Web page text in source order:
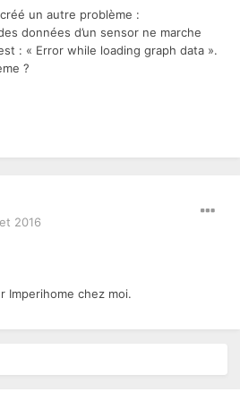
un autre problème :
données d’un sensor ne marche
: « Error while loading graph data ».
?
2016
Imperihome chez moi.